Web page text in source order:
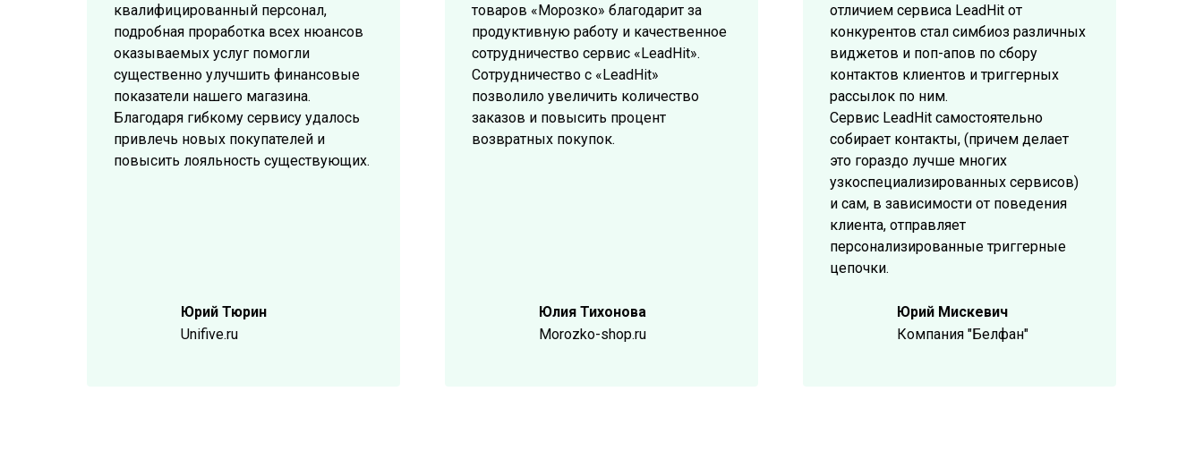
квалифицированный персонал,
подробная проработка всех нюансов
оказываемых услуг помогли
существенно улучшить финансовые
показатели нашего магазина.
Благодаря гибкому сервису удалось
привлечь новых покупателей и
повысить лояльность существующих.
Юрий Тюрин
Unifive.ru
товаров «Морозко» благодарит за
продуктивную работу и качественное
сотрудничество сервис «LeadHit».
Сотрудничество с «LeadHit»
позволило увеличить количество
заказов и повысить процент
возвратных покупок.
Юлия Тихонова
Morozko-shop.ru
отличием сервиса LeadHit от
конкурентов стал симбиоз различных
виджетов и поп-апов по сбору
контактов клиентов и триггерных
рассылок по ним.
Сервис LeadHit самостоятельно
собирает контакты, (причем делает
это гораздо лучше многих
узкоспециализированных сервисов)
и сам, в зависимости от поведения
клиента, отправляет
персонализированные триггерные
цепочки.
Юрий Мискевич
Компания "Белфан"